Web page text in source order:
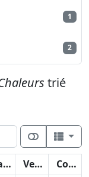
1
2
trié
Date Version Compteur